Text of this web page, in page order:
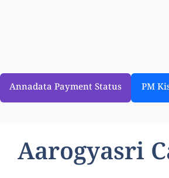
Annadata Payment Status PM
Aarogyasri